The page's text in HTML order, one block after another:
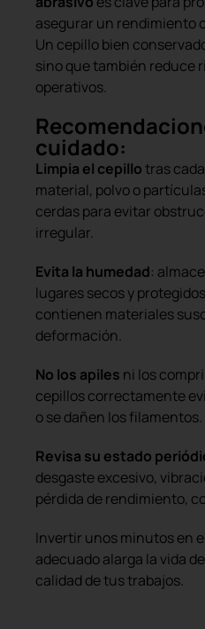
asegurar un rendimiento
Un cepillo bien
sino que también reduce
operativos.
cuidado:
Limpia el cepillotras
material, polvo o
cerdas para evitar
irregular.
Evita la humedad:
lugares secos y
contienen materiales
deformación.
No los apiles ni los
cepillos correctamente
o se dañen los filamentos.
Revisa su estado
desgaste excesivo,
pérdida de rendimiento,
Invertir unos minutos en
adecuado alarga la vida
calidad de tus trabajos.